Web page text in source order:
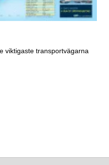
viktigaste transportvägarna